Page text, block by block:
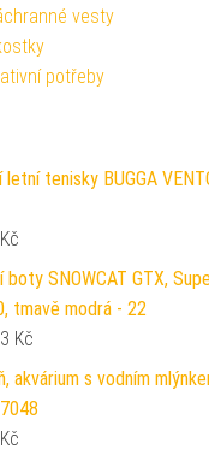
vesty
potřeby
letní tenisky BUGGA
Kč
boty SNOWCAT GTX,
tmavě modrá - 22
Kč
akvárium s vodním
Kč